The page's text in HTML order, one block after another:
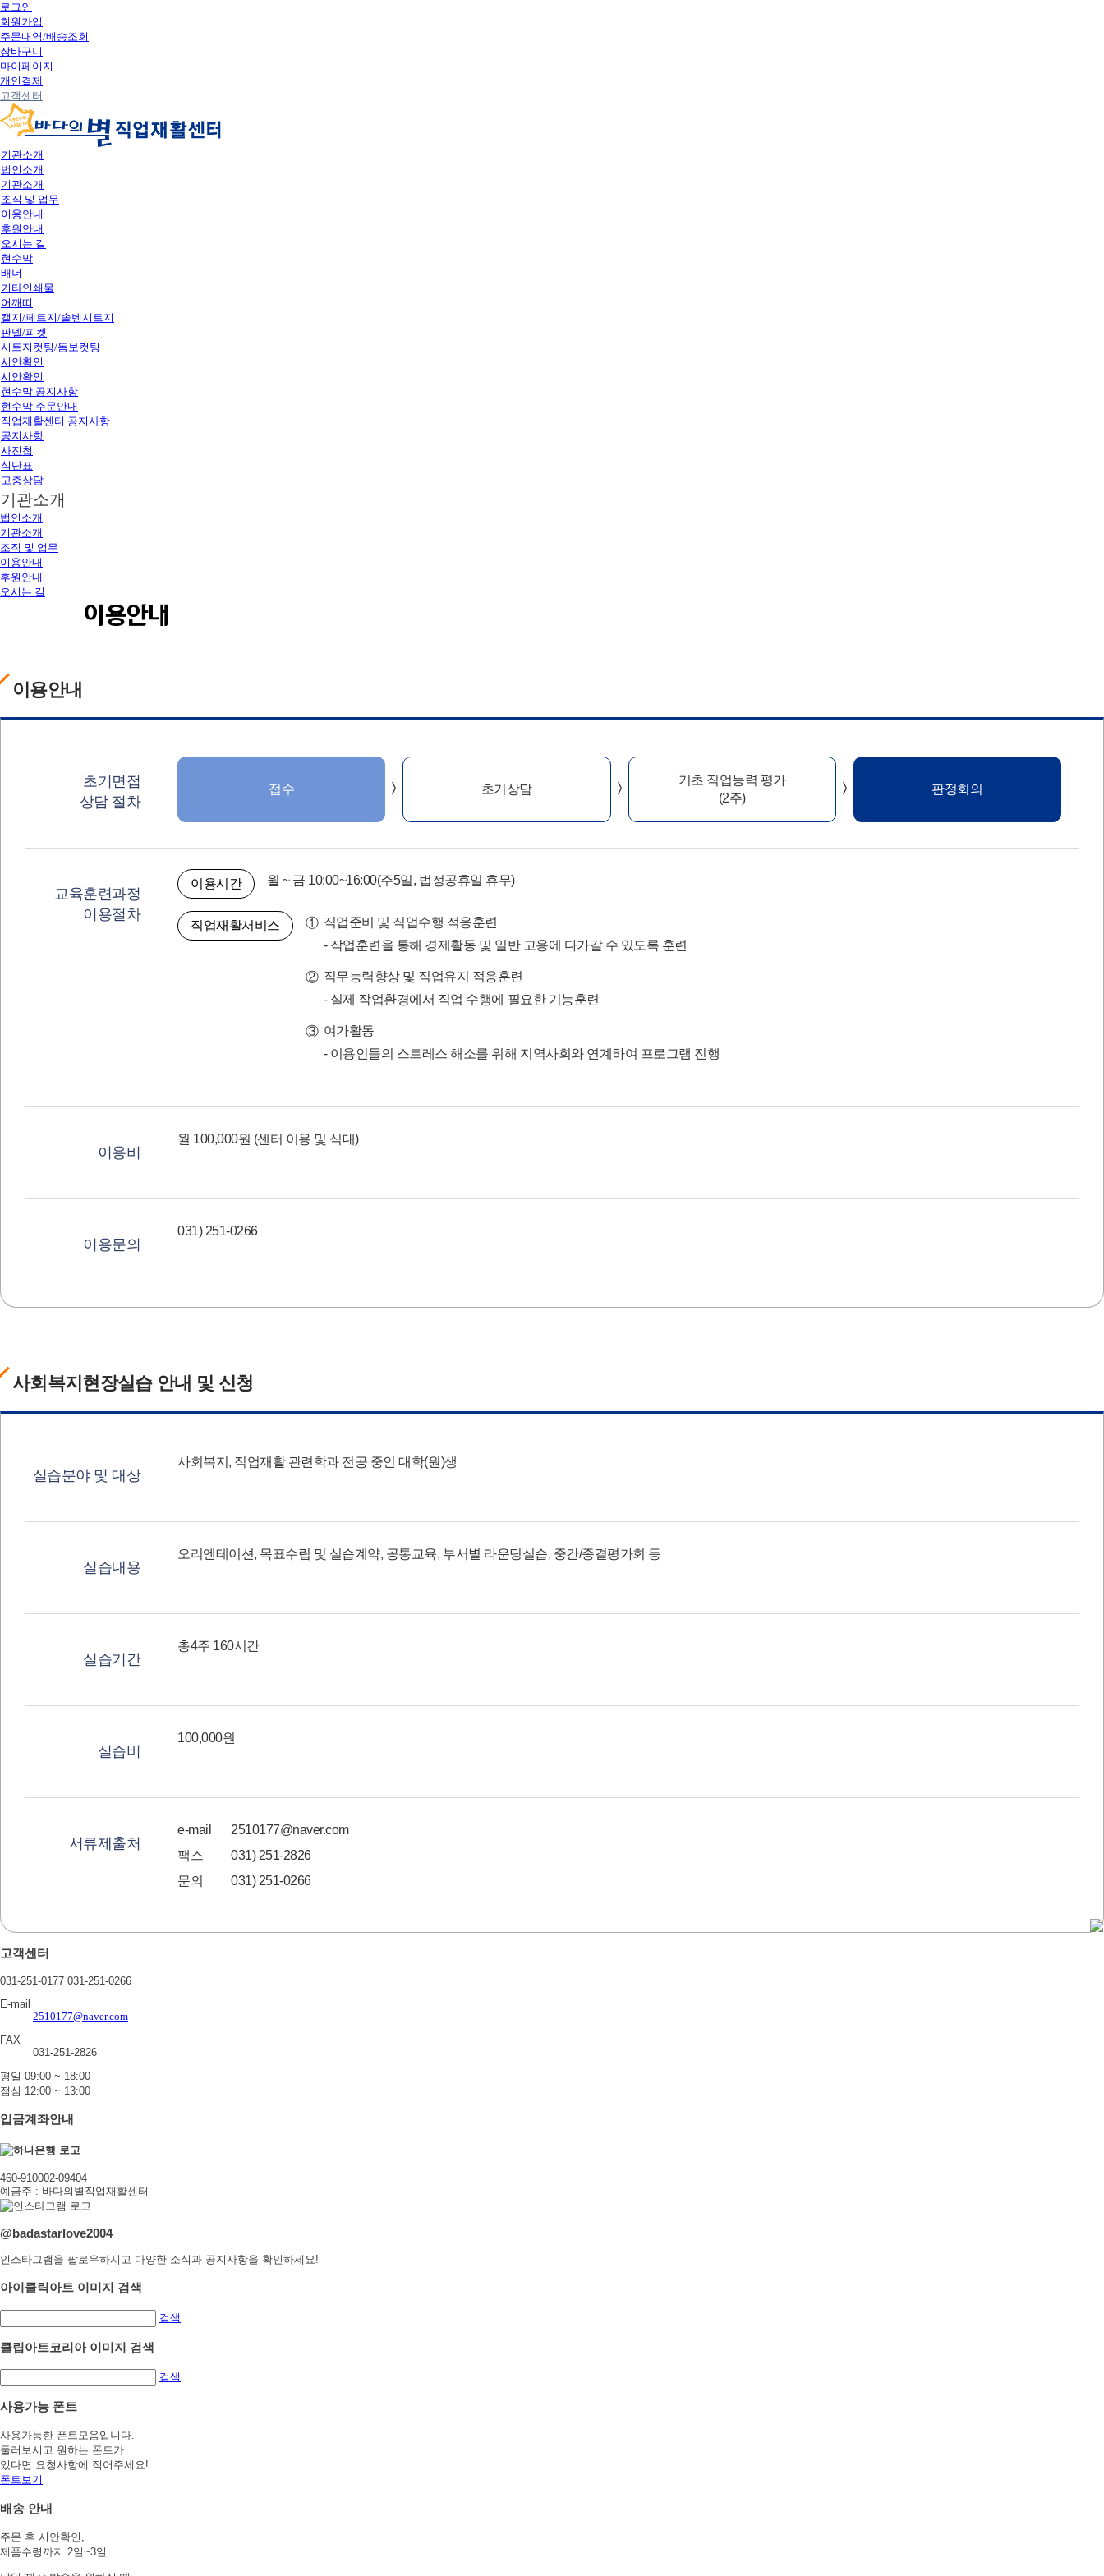
로그인
회원가입
주문내역/배송조회
장바구니
마이페이지
개인결제
고객센터
기관소개
법인소개
기관소개
조직 및 업무
이용안내
후원안내
오시는 길
현수막
배너
기타인쇄물
어깨띠
캘지/페트지/솔벤시트지
판넬/피켓
시트지컷팅/돔보컷팅
시안확인
시안확인
현수막 공지사항
현수막 주문안내
직업재활센터 공지사항
공지사항
사진첩
식단표
고충상담
기관소개
법인소개
기관소개
조직 및 업무
이용안내
후원안내
오시는 길
이용안내
이용안내
초기면접
상담 절차
접수 초기상담
기초 직업능력 평가
(2주)
판정회의
교육훈련과정
이용절차
이용시간 월 ~ 금 10:00~16:00(주5일, 법정공휴일 휴무)
직업재활서비스
직업준비 및 직업수행 적응훈련
- 작업훈련을 통해 경제활동 및 일반 고용에 다가갈 수 있도록 훈련
직무능력향상 및 직업유지 적응훈련
- 실제 작업환경에서 직업 수행에 필요한 기능훈련
여가활동
- 이용인들의 스트레스 해소를 위해 지역사회와 연계하여 프로그램 진행
이용비
월 100,000원 (센터 이용 및 식대)
이용문의
031) 251-0266
사회복지현장실습 안내 및 신청
실습분야 및 대상
사회복지, 직업재활 관련학과 전공 중인 대학(원)생
실습내용
오리엔테이션, 목표수립 및 실습계약, 공통교육, 부서별 라운딩실습, 중간/종결평가회 등
실습기간
총4주 160시간
실습비
100,000원
서류제출처
e-mail
2510177@naver.com
팩스
031) 251-2826
문의
031) 251-0266
고객센터
031-251-0177 031-251-0266
E-mail
2510177@naver.com
FAX
031-251-2826
평일 09:00 ~ 18:00
점심 12:00 ~ 13:00
입금계좌안내
460-910002-09404
예금주 : 바다의별직업재활센터
@badastarlove2004
인스타그램을 팔로우하시고 다양한 소식과 공지사항을 확인하세요!
아이클릭아트 이미지 검색
검색
클립아트코리아 이미지 검색
검색
사용가능 폰트
사용가능한 폰트모음입니다.
둘러보시고 원하는 폰트가
있다면 요청사항에 적어주세요!
폰트보기
배송 안내
주문 후 시안확인,
제품수령까지 2일~3일